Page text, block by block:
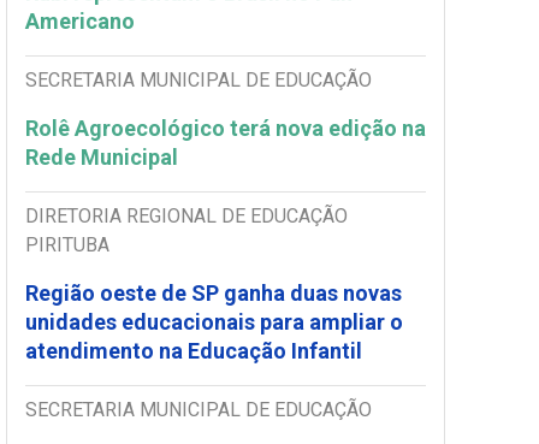
Americano
SECRETARIA MUNICIPAL DE EDUCAÇÃO
Rolê Agroecológico terá nova edição na
Rede Municipal
DIRETORIA REGIONAL DE EDUCAÇÃO
PIRITUBA
Região oeste de SP ganha duas novas
unidades educacionais para ampliar o
atendimento na Educação Infantil
SECRETARIA MUNICIPAL DE EDUCAÇÃO